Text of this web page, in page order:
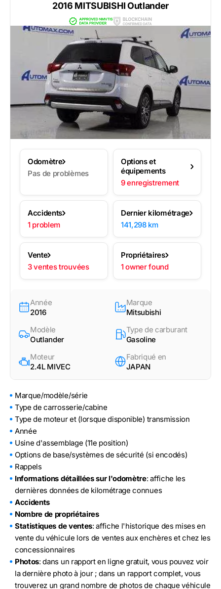
2016 MITSUBISHI Outlander
Odomètre
Pas de problèmes
Options et
équipements
9 enregistrement
Accidents
1 problem
Dernier kilométrage
141,298 km
Vente
3 ventes trouvées
Propriétaires
1 owner found
Année
2016
Marque
Mitsubishi
Modèle
Outlander
Type de carburant
Gasoline
Moteur
2.4L MIVEC
Fabriqué en
JAPAN
Marque/modèle/série
Type de carrosserie/cabine
Type de moteur et (lorsque disponible) transmission
Année
Usine d'assemblage (11e position)
Options de base/systèmes de sécurité (si encodés)
Rappels
Informations détaillées sur l'odomètre: affiche les
dernières données de kilométrage connues
Accidents
Nombre de propriétaires
Statistiques de ventes: affiche l'historique des mises en
vente du véhicule lors de ventes aux enchères et chez les
concessionnaires
Photos: dans un rapport en ligne gratuit, vous pouvez voir
la dernière photo à jour ; dans un rapport complet, vous
trouverez un grand nombre de photos de chaque véhicule